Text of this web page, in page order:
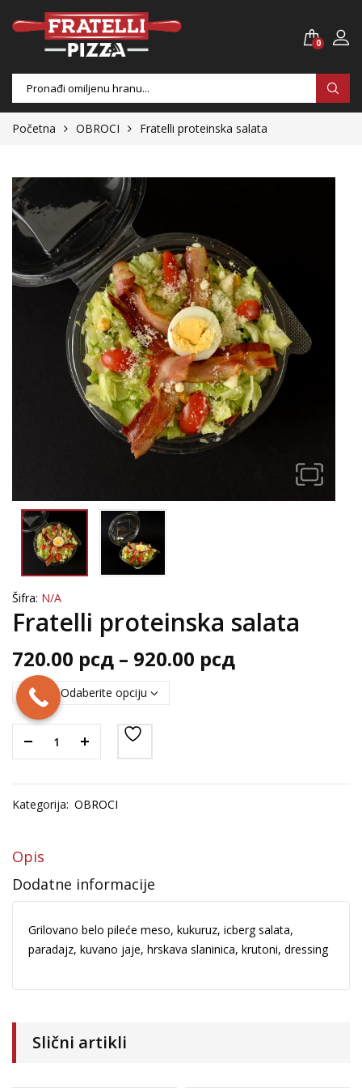
0
Products
search
Početna
OBROCI Fratelli proteinska salata
Šifra: N/A
Fratelli proteinska salata
720.00 рсд – 920.00 рсдRaspon
920.00 рсд
Size
Kategorija: OBROCI
Opis
Dodatne informacije
Grilovano belo pileće meso, kukuruz, icberg salata,
paradajz, kuvano jaje, hrskava slaninica, krutoni, dressing
Slični artikli
Posna pizza
530.00
1,680.00рсд
Srpska pizza
550.00рсд –